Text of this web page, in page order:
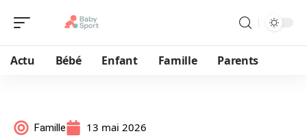
Actu Bébé Enfant Famille Parents
Famille 13 mai 2026